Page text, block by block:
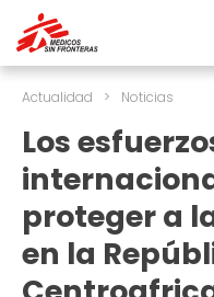
Actualidad > Noticias
Los
proteger a
en la